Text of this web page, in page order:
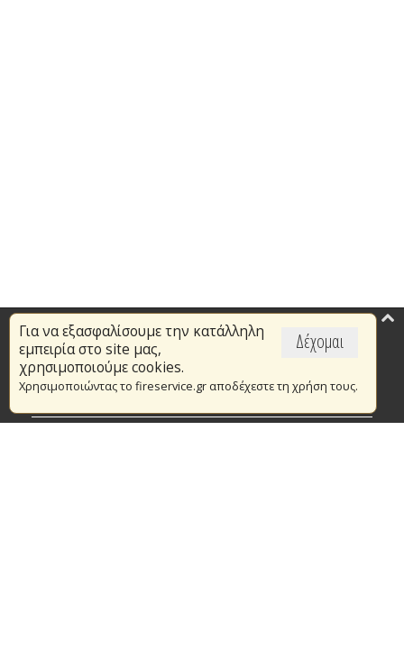
Δέχομαι
Για να εξασφαλίσουμε την κατάλληλη
εμπειρία στο site μας,
χρησιμοποιούμε cookies.
Χρησιμοποιώντας το fireservice.gr αποδέχεστε τη χρήση τους.
Επικαιρότητα
Το Πυροσβεστικό Σώμα